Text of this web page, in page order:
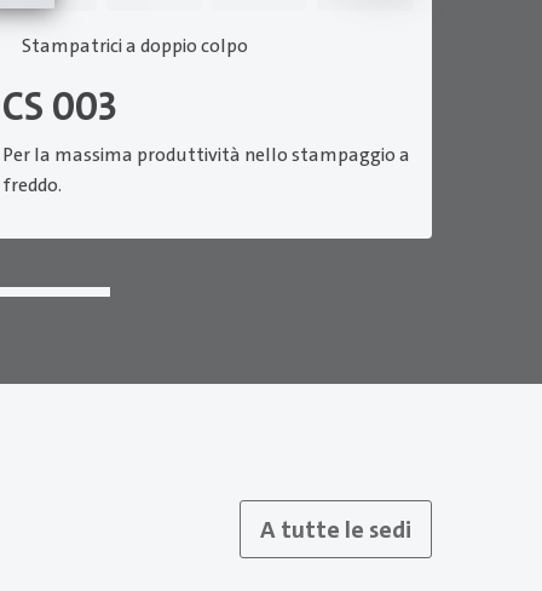
Stampatrici a doppio colpo
CS 003
Per la massima produttività nello stampaggio a
freddo.
A tutte le sedi